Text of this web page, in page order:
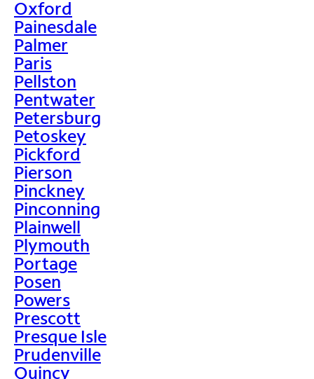
Oxford
Painesdale
Palmer
Paris
Pellston
Pentwater
Petersburg
Petoskey
Pickford
Pierson
Pinckney
Pinconning
Plainwell
Plymouth
Portage
Posen
Powers
Prescott
Presque Isle
Prudenville
Quincy